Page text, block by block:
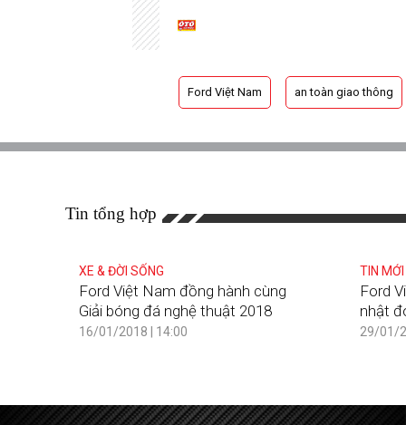
Ford Việt Nam an toàn giao thông
Tin tổng hợp
XE & ĐỜI SỐNG
Ford Việt Nam đồng hành cùng
Giải bóng đá nghệ thuật 2018
16/01/2018 | 14:00
TIN MỚI
Ford
nhật
29/01/